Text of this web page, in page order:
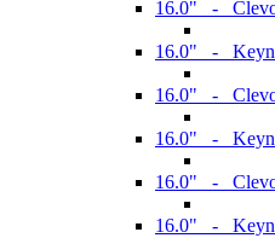
16.0" -
16.0" -
16.0" -
16.0" -
16.0" -
16.0" -